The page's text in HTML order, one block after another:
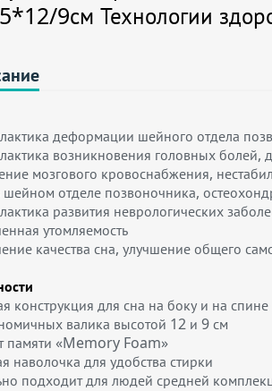
9см Технологии
деформации шейного отдела
возникновения головных
мозгового кровоснабжения,
шейном отделе позвоночника,
развития неврологических
утомляемость
качества сна, улучшение общего
конструкция для сна на боку и на спине
валика высотой 12 и 9 см
памяти «Memory Foam»
наволочка для удобства стирки
подходит для людей средней